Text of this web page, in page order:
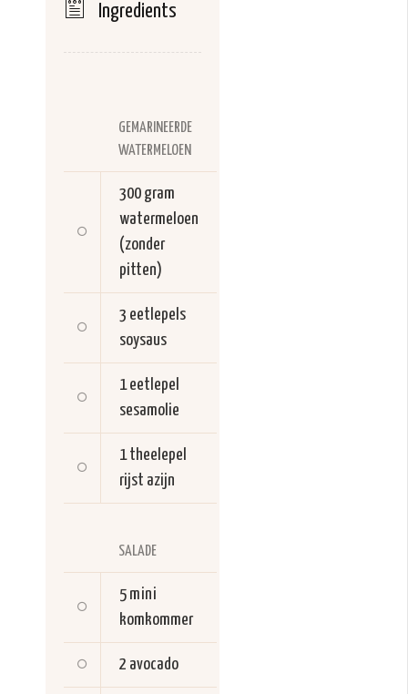
Ingredients
GEMARINEERDE
WATERMELOEN
300 gram
watermeloen
(zonder
pitten)
3 eetlepels
soysaus
1 eetlepel
sesamolie
1 theelepel
rijst azijn
SALADE
5 mini
komkommer
2 avocado